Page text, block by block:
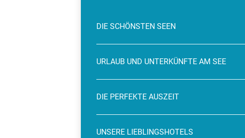
DIE SCHÖNSTEN SEEN
URLAUB UND UNTERKÜNFTE AM SEE
DIE PERFEKTE AUSZEIT
UNSERE LIEBLINGSHOTELS